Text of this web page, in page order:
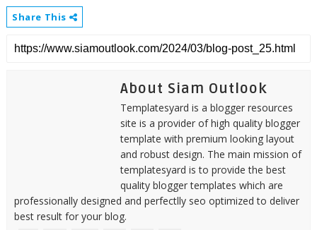
Share This
About Siam Outlook
Templatesyard is a blogger resources
site is a provider of high quality blogger
template with premium looking layout
and robust design. The main mission of
templatesyard is to provide the best
quality blogger templates which are
professionally designed and perfectlly seo optimized to deliver
best result for your blog.